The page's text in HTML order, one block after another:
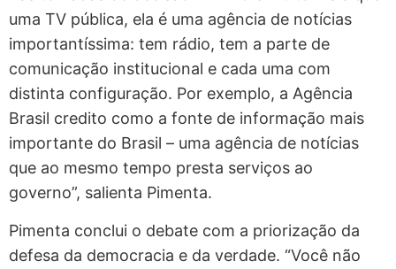
uma TV pública, ela é uma agência de notícias
importantíssima: tem rádio, tem a parte de
comunicação institucional e cada uma com
distinta configuração. Por exemplo, a Agência
Brasil credito como a fonte de informação mais
importante do Brasil – uma agência de notícias
que ao mesmo tempo presta serviços ao
governo”, salienta Pimenta.
Pimenta conclui o debate com a priorização da
defesa da democracia e da verdade. “Você não